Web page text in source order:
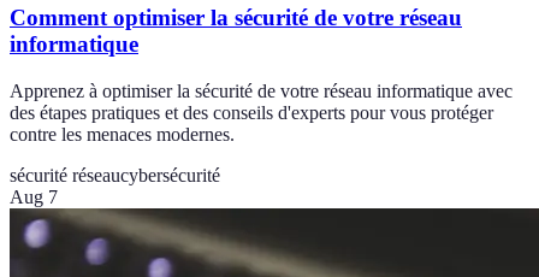
Comment optimiser la sécurité de votre réseau
informatique
Apprenez à optimiser la sécurité de votre réseau informatique avec
des étapes pratiques et des conseils d'experts pour vous protéger
contre les menaces modernes.
sécurité réseaucybersécurité
Aug 7